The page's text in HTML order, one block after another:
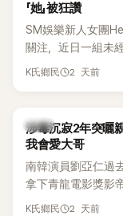
「她」被狂讚
SM娛樂新人女團
關注，近日一組未
烈討論，不少看過
K氏鄉民 2 天前
韓星
涉毒沉寂2年突曬
我會愛大哥
南韓演員劉亞仁過
拿下青龍電影獎影
2023年爆出涉毒
K氏鄉民 2 天前